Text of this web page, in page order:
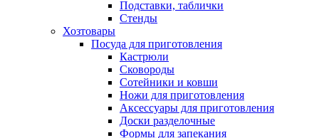
Подставки, таблички
Стенды
Хозтовары
Посуда для приготовления
Кастрюли
Сковороды
Сотейники и ковши
Ножи для приготовления
Аксессуары для приготовления
Доски разделочные
Формы для запекания